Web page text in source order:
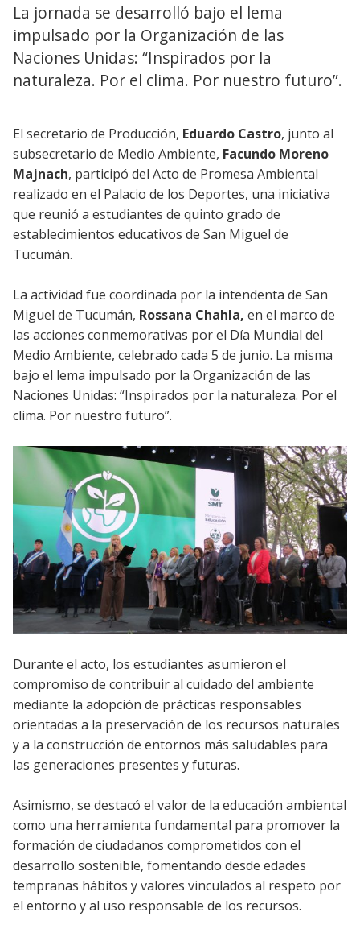
La jornada se desarrolló bajo el lema
impulsado por la Organización de las
Naciones Unidas: “Inspirados por la
naturaleza. Por el clima. Por nuestro futuro”.
El secretario de Producción, Eduardo Castro, junto al
subsecretario de Medio Ambiente, Facundo Moreno
Majnach, participó del Acto de Promesa Ambiental
realizado en el Palacio de los Deportes, una iniciativa
que reunió a estudiantes de quinto grado de
establecimientos educativos de San Miguel de
Tucumán.
La actividad fue coordinada por la intendenta de San
Miguel de Tucumán, Rossana Chahla, en el marco de
las acciones conmemorativas por el Día Mundial del
Medio Ambiente, celebrado cada 5 de junio. La misma
bajo el lema impulsado por la Organización de las
Naciones Unidas: “Inspirados por la naturaleza. Por el
clima. Por nuestro futuro”.
Durante el acto, los estudiantes asumieron el
compromiso de contribuir al cuidado del ambiente
mediante la adopción de prácticas responsables
orientadas a la preservación de los recursos naturales
y a la construcción de entornos más saludables para
las generaciones presentes y futuras.
Asimismo, se destacó el valor de la educación ambiental
como una herramienta fundamental para promover la
formación de ciudadanos comprometidos con el
desarrollo sostenible, fomentando desde edades
tempranas hábitos y valores vinculados al respeto por
el entorno y al uso responsable de los recursos.